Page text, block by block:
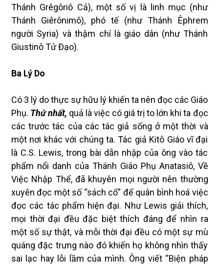
Thánh Grêgôriô Cả), một số vị là linh mục (như
Thánh Giêrônimô), phó tế (như Thánh Êphrem
người Syria) và thậm chí là giáo dân (như Thánh
Giustinô Tử Đạo).
Ba Lý Do
Có 3 lý do thực sự hữu lý khiến ta nên đọc các Giáo
Phụ. Thứ nhất, quả là việc có giá trị to lớn khi ta đọc
các trước tác của các tác giả sống ở một thời và
một nơi khác với chúng ta. Tác giả Kitô Giáo vĩ đại
là C.S. Lewis, trong bài dẫn nhập của ông vào tác
phẩm nổi danh của Thánh Giáo Phụ Anatasiô, Về
Việc Nhập Thể, đã khuyên mọi người nên thường
xuyên đọc một số “sách cổ” để quân bình hoá việc
đọc các tác phẩm hiện đại. Như Lewis giải thích,
mọi thời đại đều đặc biệt thích đáng để nhìn ra
một số sự thật, và mỗi thời đại đều có một sự mù
quáng đặc trưng nào đó khiến họ không nhìn thấy
sai lạc hay lỗi lầm của mình. Ông viết “Biện pháp